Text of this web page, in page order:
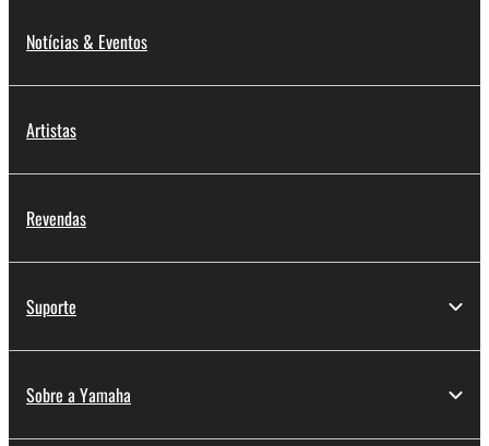
Notícias & Eventos
Artistas
Revendas
Suporte
Sobre a Yamaha